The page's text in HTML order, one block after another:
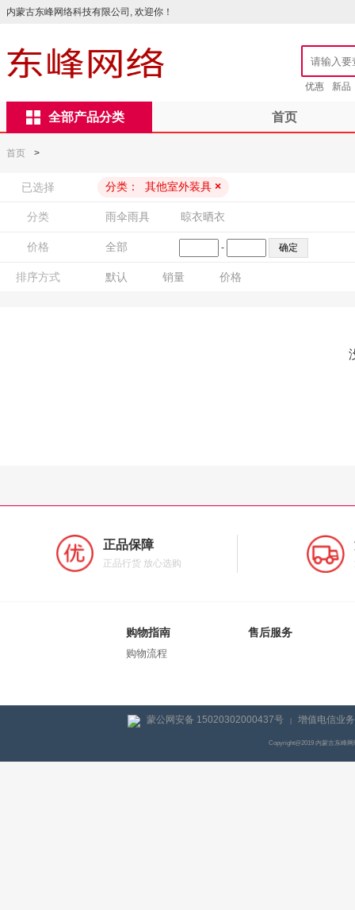
内蒙古东峰网络科技有限公司, 欢迎你！
优惠 新品
全部产品分类 首页
首页 >
已选择 分类： 其他室外装具 ×
分类 雨伞雨具 晾衣晒衣
价格 全部 -
排序方式 默认 销量 价格
正品保障
正品行货 放心选购
购物指南
购物流程
售后服务
蒙公网安备 15020302000437号 | 增值电信业
Copyright@2019 内蒙古东峰